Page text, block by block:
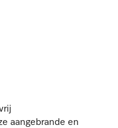
aangebrande en